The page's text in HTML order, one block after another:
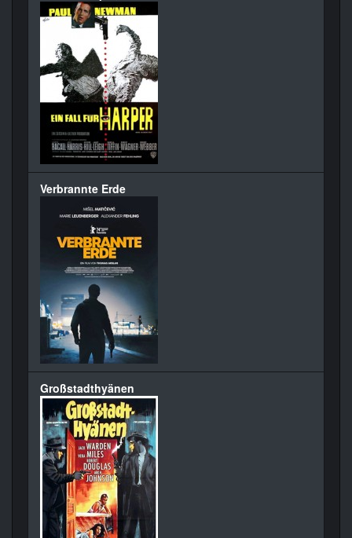
Verbrannte Erde
Großstadthyänen